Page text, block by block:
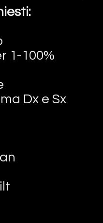
1-100%
Dx e Sx